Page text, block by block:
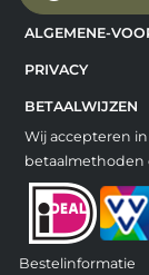
ALGEMENE-
PRIVACY
BETAALWIJZEN
Wij accepteren
betaalmethoden
Bestelinformatie